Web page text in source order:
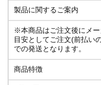
製品に関するご案内
※本商品はご注文後にメー
目安としてご注文(前払い
での発送となります。
商品特徴